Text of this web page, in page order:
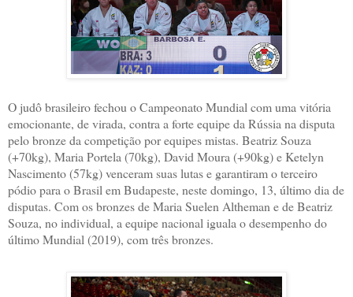
O judô brasileiro fechou o Campeonato Mundial com uma vitória
emocionante, de virada, contra a forte equipe da Rússia na disputa
pelo bronze da competição por equipes mistas. Beatriz Souza
(+70kg), Maria Portela (70kg), David Moura (+90kg) e Ketelyn
Nascimento (57kg) venceram suas lutas e garantiram o terceiro
pódio para o Brasil em Budapeste, neste domingo, 13, último dia de
disputas. Com os bronzes de Maria Suelen Altheman e de Beatriz
Souza, no individual, a equipe nacional iguala o desempenho do
último Mundial (2019), com três bronzes.